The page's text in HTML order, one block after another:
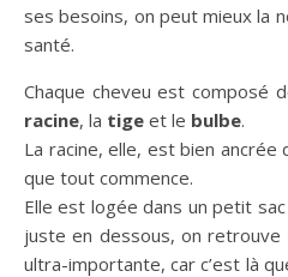
ses besoins, on peut mieux la
santé.
Chaque cheveu est composé
racine, la tige et le bulbe.
La racine, elle, est bien ancrée
que tout commence.
Elle est logée dans un petit
juste en dessous, on retrouve
ultra-importante, car c’est là